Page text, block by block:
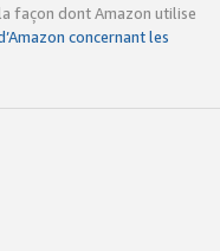
façon dont Amazon utilise
concernant les